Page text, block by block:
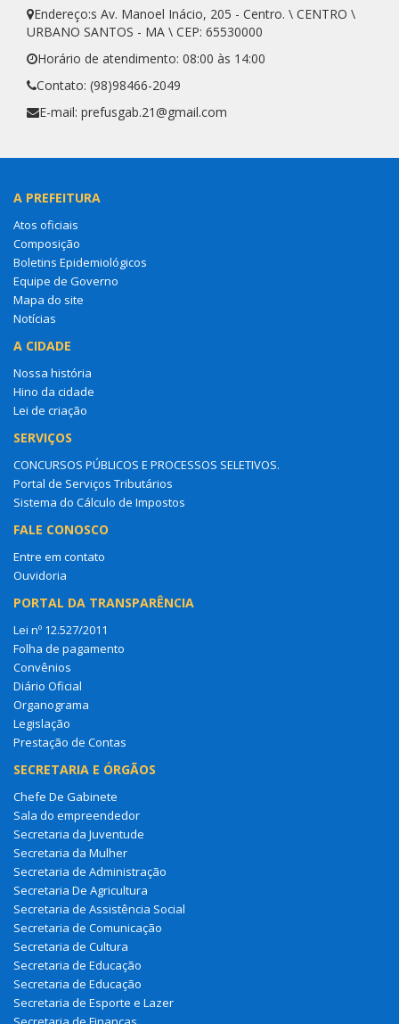
Endereço:s Av. Manoel Inácio, 205 - Centro. \ CENTRO \
URBANO SANTOS - MA \ CEP: 65530000
Horário de atendimento: 08:00 às 14:00
Contato: (98)98466-2049
E-mail: prefusgab.21@gmail.com
A PREFEITURA
Atos oficiais
Composição
Boletins Epidemiológicos
Equipe de Governo
Mapa do site
Notícias
A CIDADE
Nossa história
Hino da cidade
Lei de criação
SERVIÇOS
CONCURSOS PÚBLICOS E PROCESSOS SELETIVOS.
Portal de Serviços Tributários
Sistema do Cálculo de Impostos
FALE CONOSCO
Entre em contato
Ouvidoria
PORTAL DA TRANSPARÊNCIA
Lei nº 12.527/2011
Folha de pagamento
Convênios
Diário Oficial
Organograma
Legislação
Prestação de Contas
SECRETARIA E ÓRGÃOS
Chefe De Gabinete
Sala do empreendedor
Secretaria da Juventude
Secretaria da Mulher
Secretaria de Administração
Secretaria De Agricultura
Secretaria de Assistência Social
Secretaria de Comunicação
Secretaria de Cultura
Secretaria de Educação
Secretaria de Educação
Secretaria de Esporte e Lazer